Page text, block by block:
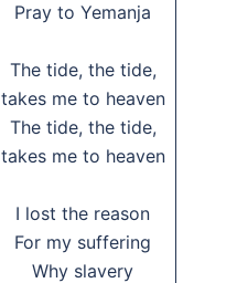
Pray to Yemanja
The tide, the tide,
takes me to heaven
The tide, the tide,
takes me to heaven
I lost the reason
For my suffering
Why slavery